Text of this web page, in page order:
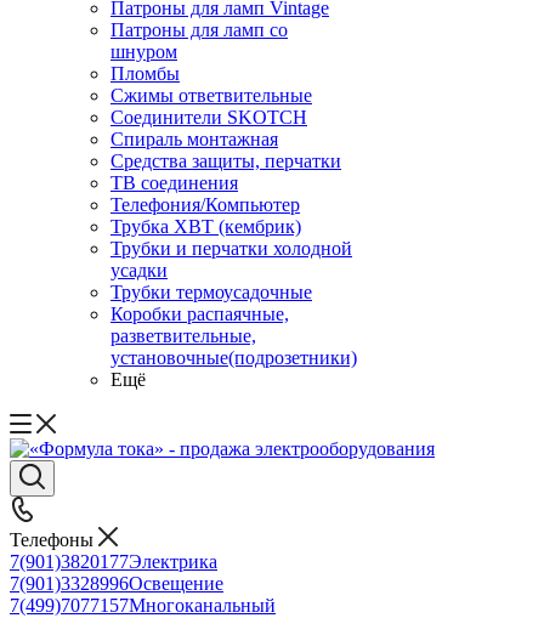
Патроны для ламп Vintage
Патроны для ламп со
шнуром
Пломбы
Сжимы ответвительные
Соединители SKOTCH
Спираль монтажная
Средства защиты, перчатки
ТВ соединения
Телефония/Компьютер
Трубка ХВТ (кембрик)
Трубки и перчатки холодной
усадки
Трубки термоусадочные
Коробки распаячные,
разветвительные,
установочные(подрозетники)
Ещё
Телефоны
7(901)3820177Электрика
7(901)3328996Освещение
7(499)7077157Многоканальный